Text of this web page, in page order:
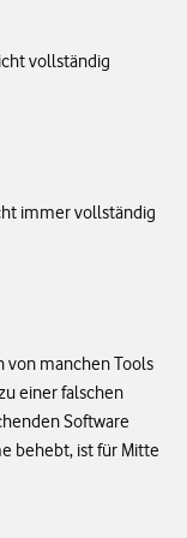
vollständig
immer vollständig
von manchen Tools
einer falschen
Software
behebt, ist für Mitte